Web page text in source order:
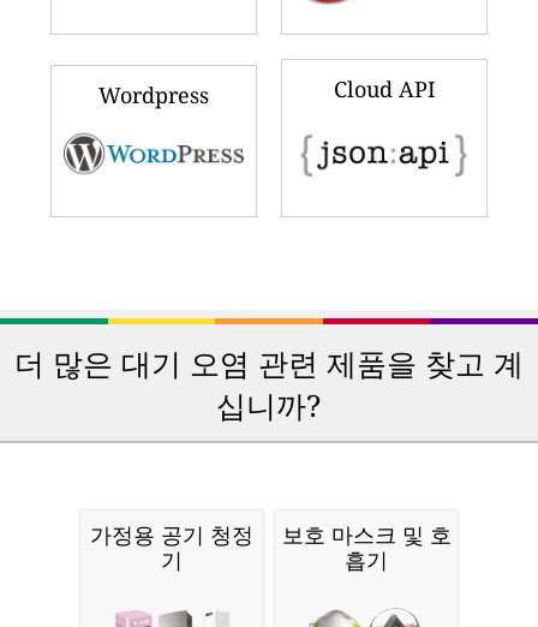
Wordpress Cloud API
더 많은 대기 오염 관련 제품을 찾고 계
십니까?
가정용 공기 청정
기
보호 마스크 및 호
흡기